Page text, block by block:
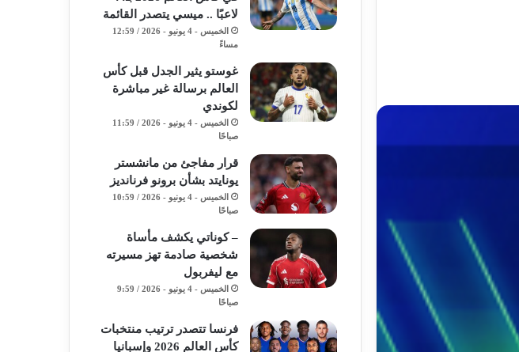
لاعبًا .. ميسي يتصدر القائمة
الخميس - 4 يونيو - 2026 / 12:59
مساءً
غوستو يثير الجدل قبل كأس
العالم برسالة غير مباشرة
لكوندي
الخميس - 4 يونيو - 2026 / 11:59
صباحًا
قرار مفاجئ من مانشستر
يونايتد بشأن برونو فرنانديز
الخميس - 4 يونيو - 2026 / 10:59
صباحًا
– كوناتي يكشف مأساة
شخصية صادمة تهز مسيرته
مع ليفربول
الخميس - 4 يونيو - 2026 / 9:59
صباحًا
فرنسا تتصدر ترتيب منتخبات
كأس العالم 2026 وإسبانيا